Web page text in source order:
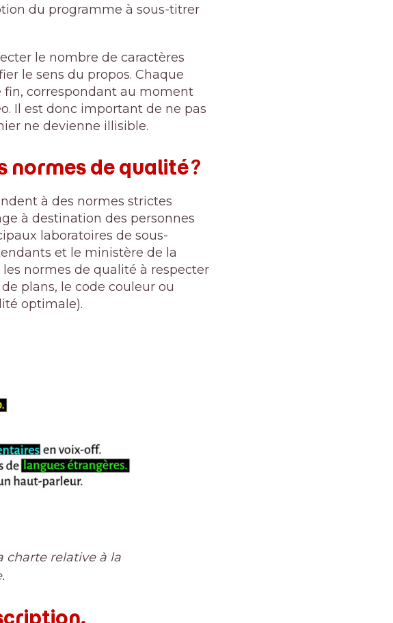
du programme à sous-titrer
le nombre de caractères
le sens du propos. Chaque
fin, correspondant au moment
Il est donc important de ne pas
ne devienne illisible.
normes de qualité ?
à des normes strictes
à destination des personnes
laboratoires de sous-
et le ministère de la
normes de qualité à respecter
plans, le code couleur ou
optimale).
charte relative à la